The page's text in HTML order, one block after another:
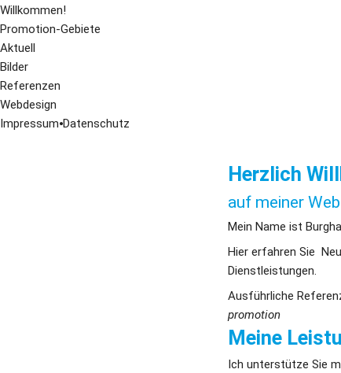
Willkommen!
Promotion-Gebiete
Aktuell
Bilder
Referenzen
Webdesign
Impressum⦁Datenschutz
Herzlich
auf meiner
Mein Name ist
Hier erfahren Sie
Dienstleistungen.
Ausführliche
promotion
Meine
Ich unterstütze Sie